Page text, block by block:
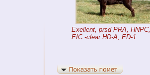
Exellent, prsd PRA, HNPC,
EIC -clear HD-A, ED-1